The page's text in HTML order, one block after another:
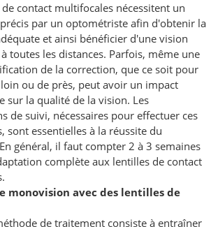
contact multifocales nécessitent un
par un optométriste afin d'obtenir la
et ainsi bénéficier d'une vision
toutes les distances. Parfois, même une
de la correction, que ce soit pour
ou de près, peut avoir un impact
sur la qualité de la vision. Les
de suivi, nécessaires pour effectuer ces
sont essentielles à la réussite du
général, il faut compter 2 à 3 semaines
complète aux lentilles de contact
monovision avec des lentilles de
de traitement consiste à entraîner